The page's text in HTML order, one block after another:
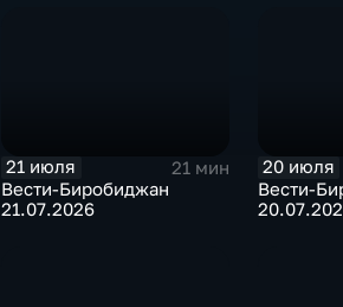
21 июля
21 мин
Вести-Биробиджан
21.07.2026
20 июля
Вести-